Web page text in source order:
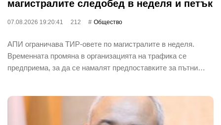
магистралите следобед в неделя и петък
07.08.2026 19:20:41 212 Общество
АПИ ограничава ТИР-овете по магистралите в неделя.
Временната промяна в организацията на трафика се
предприема, за да се намалят предпоставките за пътни…